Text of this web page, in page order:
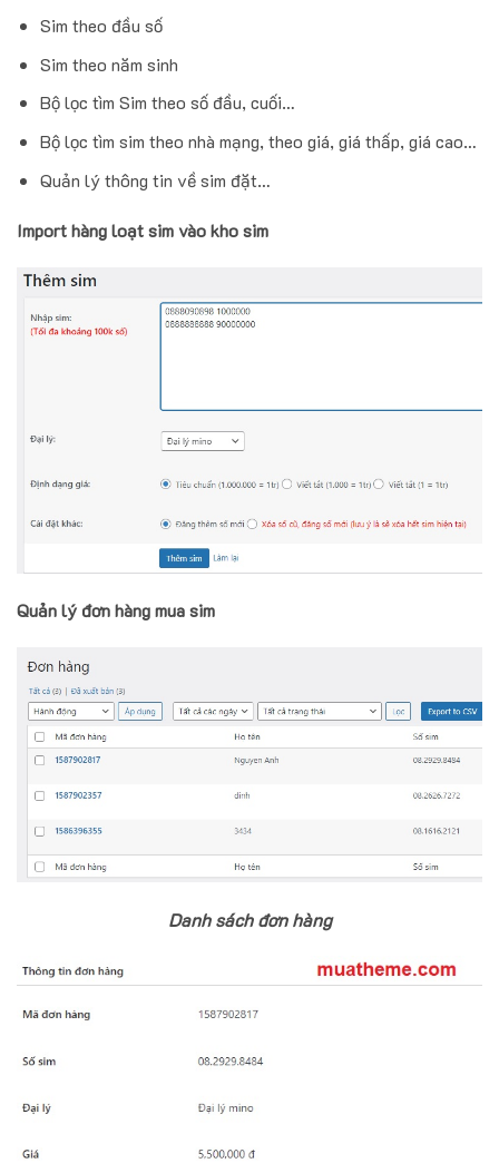
Sim theo đầu số
Sim theo năm sinh
Bộ lọc tìm Sim theo số đầu, cuối…
Bộ lọc tìm sim theo nhà mạng, theo giá, giá thấp, giá cao…
Quản lý thông tin về sim đặt…
Import hàng loạt sim vào kho sim
Quản lý đơn hàng mua sim
Danh sách đơn hàng